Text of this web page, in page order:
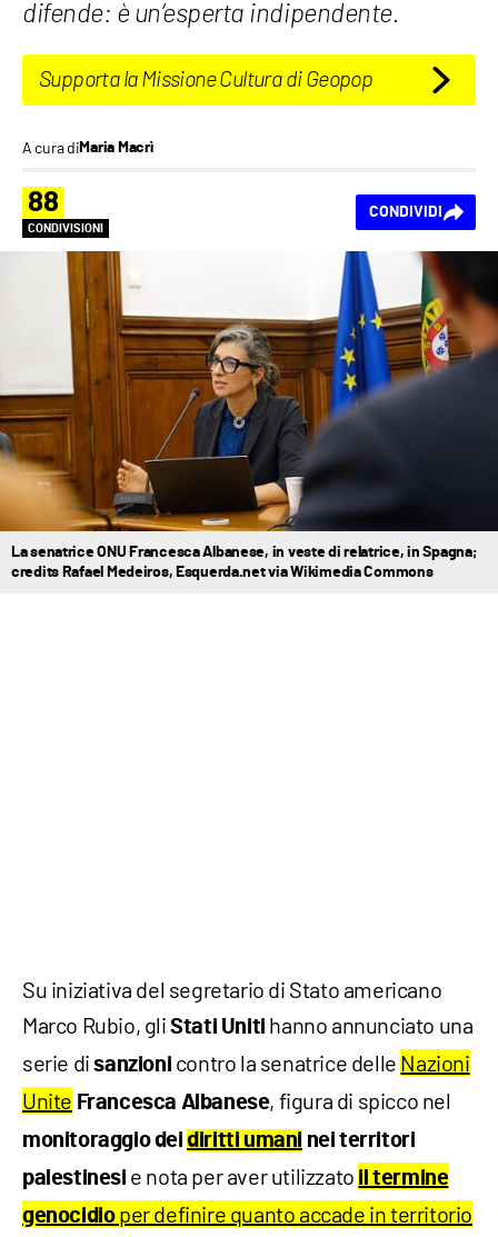
difende: è un’esperta indipendente.
Supporta la Missione Cultura di Geopop
A cura diMaria Macrì
88
CONDIVISIONI
CONDIVIDI
La senatrice ONU Francesca Albanese, in veste di relatrice, in Spagna;
credits Rafael Medeiros, Esquerda.net via Wikimedia Commons
Su iniziativa del segretario di Stato americano
Marco Rubio, gli Stati Uniti hanno annunciato una
serie di sanzioni contro la senatrice delle Nazioni
Unite Francesca Albanese, figura di spicco nel
monitoraggio deidiritti umani nei territori
palestinesi e nota per aver utilizzato il termine
genocidioper definire quanto accade in territorio